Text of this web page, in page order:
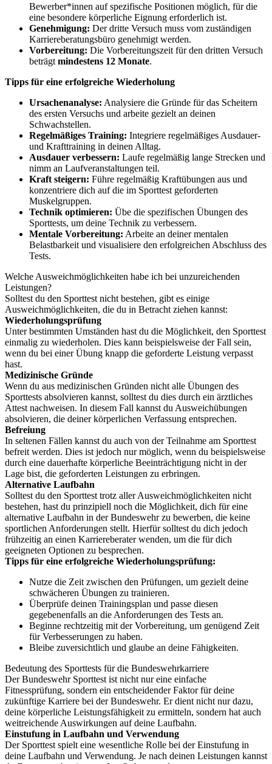
Bewerber*innen auf spezifische Positionen möglich, für die
eine besondere körperliche Eignung erforderlich ist.
Genehmigung: Der dritte Versuch muss vom zuständigen
Karriereberatungsbüro genehmigt werden.
Vorbereitung: Die Vorbereitungszeit für den dritten Versuch
beträgt mindestens 12 Monate.
Tipps für eine erfolgreiche Wiederholung
Ursachenanalyse: Analysiere die Gründe für das Scheitern
des ersten Versuchs und arbeite gezielt an deinen
Schwachstellen.
Regelmäßiges Training: Integriere regelmäßiges Ausdauer-
und Krafttraining in deinen Alltag.
Ausdauer verbessern: Laufe regelmäßig lange Strecken und
nimm an Laufveranstaltungen teil.
Kraft steigern: Führe regelmäßig Kraftübungen aus und
konzentriere dich auf die im Sporttest geforderten
Muskelgruppen.
Technik optimieren: Übe die spezifischen Übungen des
Sporttests, um deine Technik zu verbessern.
Mentale Vorbereitung: Arbeite an deiner mentalen
Belastbarkeit und visualisiere den erfolgreichen Abschluss des
Tests.
Welche Ausweichmöglichkeiten habe ich bei unzureichenden
Leistungen?
Solltest du den Sporttest nicht bestehen, gibt es einige
Ausweichmöglichkeiten, die du in Betracht ziehen kannst:
Wiederholungsprüfung
Unter bestimmten Umständen hast du die Möglichkeit, den Sporttest
einmalig zu wiederholen. Dies kann beispielsweise der Fall sein,
wenn du bei einer Übung knapp die geforderte Leistung verpasst
hast.
Medizinische Gründe
Wenn du aus medizinischen Gründen nicht alle Übungen des
Sporttests absolvieren kannst, solltest du dies durch ein ärztliches
Attest nachweisen. In diesem Fall kannst du Ausweichübungen
absolvieren, die deiner körperlichen Verfassung entsprechen.
Befreiung
In seltenen Fällen kannst du auch von der Teilnahme am Sporttest
befreit werden. Dies ist jedoch nur möglich, wenn du beispielsweise
durch eine dauerhafte körperliche Beeinträchtigung nicht in der
Lage bist, die geforderten Leistungen zu erbringen.
Alternative Laufbahn
Solltest du den Sporttest trotz aller Ausweichmöglichkeiten nicht
bestehen, hast du prinzipiell noch die Möglichkeit, dich für eine
alternative Laufbahn in der Bundeswehr zu bewerben, die keine
sportlichen Anforderungen stellt. Hierfür solltest du dich jedoch
frühzeitig an einen Karriereberater wenden, um die für dich
geeigneten Optionen zu besprechen.
Tipps für eine erfolgreiche Wiederholungsprüfung:
Nutze die Zeit zwischen den Prüfungen, um gezielt deine
schwächeren Übungen zu trainieren.
Überprüfe deinen Trainingsplan und passe diesen
gegebenenfalls an die Anforderungen des Tests an.
Beginne rechtzeitig mit der Vorbereitung, um genügend Zeit
für Verbesserungen zu haben.
Bleibe zuversichtlich und glaube an deine Fähigkeiten.
Bedeutung des Sporttests für die Bundeswehrkarriere
Der Bundeswehr Sporttest ist nicht nur eine einfache
Fitnessprüfung, sondern ein entscheidender Faktor für deine
zukünftige Karriere bei der Bundeswehr. Er dient nicht nur dazu,
deine körperliche Leistungsfähigkeit zu ermitteln, sondern hat auch
weitreichende Auswirkungen auf deine Laufbahn.
Einstufung in Laufbahn und Verwendung
Der Sporttest spielt eine wesentliche Rolle bei der Einstufung in
deine Laufbahn und Verwendung. Je nach deinen Leistungen kannst